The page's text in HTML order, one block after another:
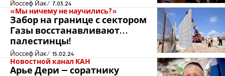
Йоссеф Йак 7.03.24
«Мы ничему не научились?»
Забор на границе с сектором
Газы восстанавливают…
палестинцы!
Йоссеф Йак 15.02.24
Новостной канал КАН
Арье Дери – соратнику